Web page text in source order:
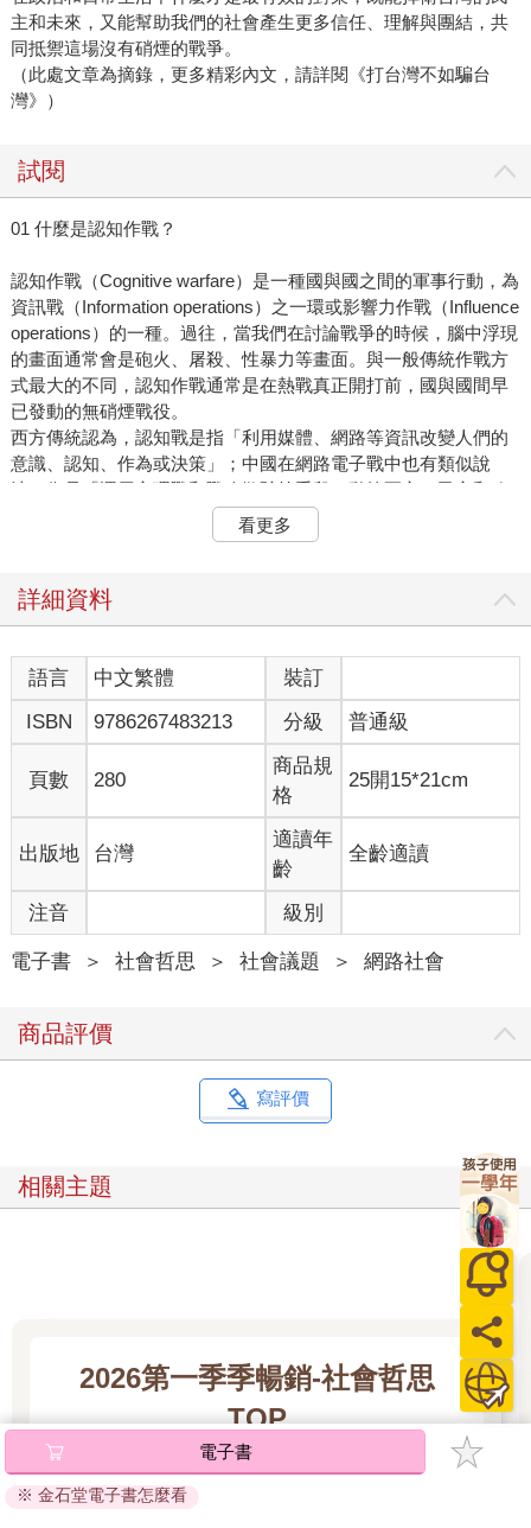
主和未來，又能幫助我們的社會產生更多信任、理解與團結，共
同抵禦這場沒有硝煙的戰爭。
（此處文章為摘錄，更多精彩內文，請詳閱《打台灣不如騙台
灣》）
試閱
01 什麼是認知作戰？
認知作戰（Cognitive warfare）是一種國與國之間的軍事行動，為
資訊戰（Information operations）之一環或影響力作戰（Influence
operations）的一種。過往，當我們在討論戰爭的時候，腦中浮現
的畫面通常會是砲火、屠殺、性暴力等畫面。與一般傳統作戰方
式最大的不同，認知作戰通常是在熱戰真正開打前，國與國間早
已發動的無硝煙戰役。
西方傳統認為，認知戰是指「利用媒體、網路等資訊改變人們的
意識、認知、作為或決策」；中國在網路電子戰中也有類似說
法，像是「運用心理戰和戰略欺騙等手段，動搖軍心、民心和政
府信念」。也可以參考輿論戰的定義「由國家、軍隊與社會機構
採取一定之戰略戰術，透過控制、操縱、策劃利用各種輿論工
動，以凝聚己方民心、削弱敵方民心與軍隊士氣，進而瓦解敵國
一是利用爭議訊息作為攻擊的武器，二是混淆或破壞敵方的認
知，造成或加劇社會對立。當被攻擊的一方出現認知錯亂時，輿
論開始出現兩極化，立場迥異的雙方陣營，對彼此充斥著不滿情
緒並且隨著受到攻擊的時間而不斷加劇，降低理性對話的可能
性，進而達到攻擊方「破壞穩定（destabilisation）」的主要目
這種類型的作戰方式，近年來受到許多國家重視。在國際地緣政
治的戰略架構下，認知戰同時是一種影響力作戰。針對想要進攻
的國家，透過認知作戰，攻擊者操縱目標群體對某件議題的理解
與觀點，促使目標群體行動，進而達到政治上的目的，符合攻擊
方的利益需求。
舉例來說，藉由不斷釋放執政黨貪腐的錯假資訊，導致選民們對
操作干預。在烏俄戰爭實際開打前，俄羅斯也早已透過各種方
式，在鄰近國家散布對烏克蘭不利的錯假訊息，透過認知作戰強
化自己出兵烏克蘭的正當性，降低來自鄰近國家、歐盟或聯合國
爭早已多數採取混合戰方式進行，內容包含外交作戰、軍事作
戰、經濟作戰、貿易作戰、金融作戰與資訊作戰。其中，資訊作
戰又包含網路間諜活動、竊取技術、攻擊基礎設施、數位極權輸
在中國的敘事語境底下，認知作戰則比較接近中國對台「三戰」
中國政府在2003年12月新修訂《中國人民解放軍政治工作條
例》，首次將法律戰、心理戰、輿論戰列為「戰時政治工作」重
點。在這「三戰」裡頭――
法律戰：是指中國在國際條約或規則上，做出各種對台灣不利的
舉動，或是地方政府與中國簽訂的農業契作條約，造成經濟上的
依賴，又或者擴張既定事實，來造成特定法律界線等等。
心理戰：則是鎖定政府人員如國軍喊話，動搖他們的信心。
至於輿論戰：就是我們所說的認知作戰，針對一般民眾釋放惡意
看更多
詳細資料
語言 中文繁體
裝訂
ISBN
9786267483213 分級 普通級
頁數 280
商品規
格
25開15*21cm
出版地 台灣
適讀年
齡
全齡適讀
注音 級別
電子書 ＞ 社會哲思 ＞ 社會議題 ＞ 網路社會
商品評價
寫評價
相關主題
2026第一季季暢銷-社會哲思
TOP
電子書
※ 金石堂電子書怎麼看